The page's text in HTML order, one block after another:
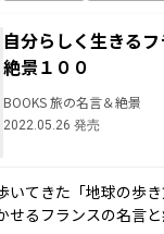
自分らしく生きる
絶景１００
BOOKS 旅の名言＆絶景
2022.05.26 発売
いてきた「地球の歩
せるフランスの名言